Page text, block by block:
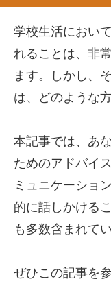
学校生活におい
れることは、非
ます。しかし、
は、どのような
本記事では、あ
ためのアドバイ
ミュニケーショ
的に話しかける
も多数含まれてい
ぜひこの記事を